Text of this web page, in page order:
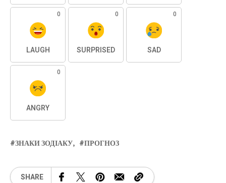
0
LAUGH
0
SURPRISED
0
SAD
0
ANGRY
ЗНАКИ ЗОДІАКУ ПРОГНОЗ
SHARE